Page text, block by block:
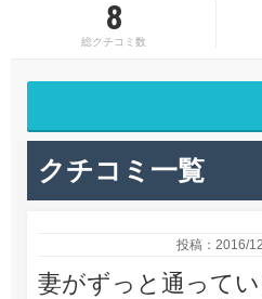
8
総クチコミ数
クチコミ一覧
投稿：2016/
妻がずっと通って